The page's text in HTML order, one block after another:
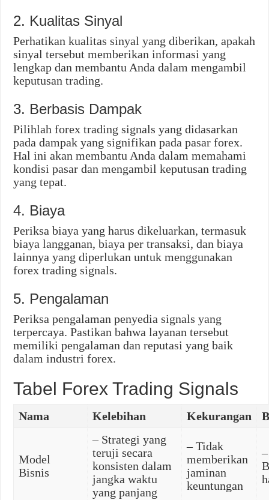
2. Kualitas Sinyal
Perhatikan kualitas sinyal yang diberikan, apakah
sinyal tersebut memberikan informasi yang
lengkap dan membantu Anda dalam mengambil
keputusan trading.
3. Berbasis Dampak
Pilihlah forex trading signals yang didasarkan
pada dampak yang signifikan pada pasar forex.
Hal ini akan membantu Anda dalam memahami
kondisi pasar dan mengambil keputusan trading
yang tepat.
4. Biaya
Periksa biaya yang harus dikeluarkan, termasuk
biaya langganan, biaya per transaksi, dan biaya
lainnya yang diperlukan untuk menggunakan
forex trading signals.
5. Pengalaman
Periksa pengalaman penyedia signals yang
terpercaya. Pastikan bahwa layanan tersebut
memiliki pengalaman dan reputasi yang baik
dalam industri forex.
Tabel Forex Trading Signals
Nama Kelebihan Kekurangan
Model
Bisnis
– Strategi yang
teruji secara
konsisten dalam
jangka waktu
yang panjang
– Tidak
memberikan
jaminan
keuntungan
–